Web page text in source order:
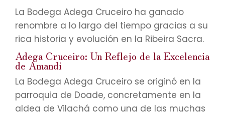
La Bodega Adega Cruceiro ha ganado
renombre a lo largo del tiempo gracias a su
rica historia y evolución en la Ribeira Sacra.
Adega Cruceiro: Un Reflejo de la Excelencia
de Amandi
La Bodega Adega Cruceiro se originó en la
parroquia de Doade, concretamente en la
aldea de Vilachá como una de las muchas